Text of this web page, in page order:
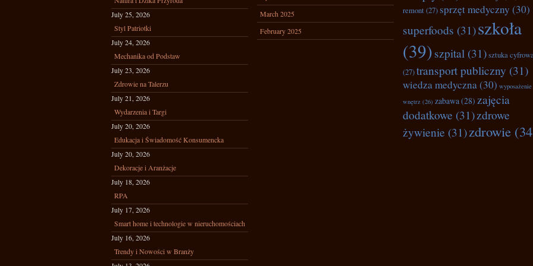
July 25, 2026
Styl Patriotki
July 24, 2026
Mechanika od Podstaw
July 23, 2026
Zdrowie na Talerzu
July 21, 2026
Wydarzenia i Targi
July 20, 2026
Edukacja i Świadomość Konsumencka
July 20, 2026
Dekoracje i Aranżacje
July 18, 2026
RPA
July 17, 2026
Smart home i technologie w nieruchomościach
July 16, 2026
Trendy i Nowości w Branży
March 2025
February 2025
remont(27) sprzęt medyczny (30)
superfoods (31)szkoła
(39)szpital (31)sztuka
(27)transport publiczny (31)
wiedza medyczna(30) wyposażenie
wnętrz (26) zabawa(28) zajęcia
dodatkowe (31)zdrowe
żywienie (31)zdrowie